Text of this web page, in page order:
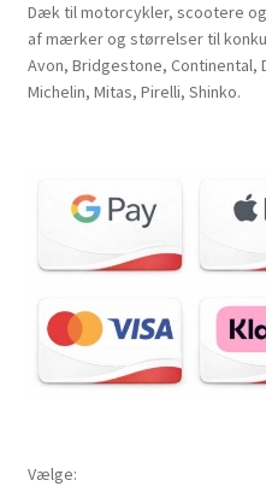
Dæk til motorcykler, scootere
af mærker og størrelser til
Avon, Bridgestone, Continental,
Michelin, Mitas, Pirelli, Shinko.
Vælge: